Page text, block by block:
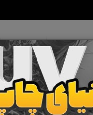
تماس با ما